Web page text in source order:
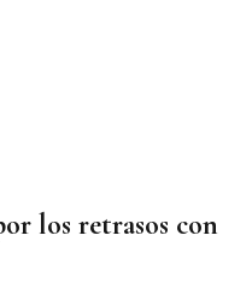
los retrasos con